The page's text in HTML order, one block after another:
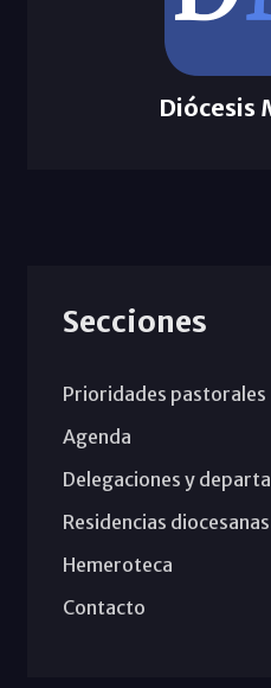
Diócesis
Secciones
Prioridades pastorales
Agenda
Delegaciones y
Residencias diocesanas
Hemeroteca
Contacto